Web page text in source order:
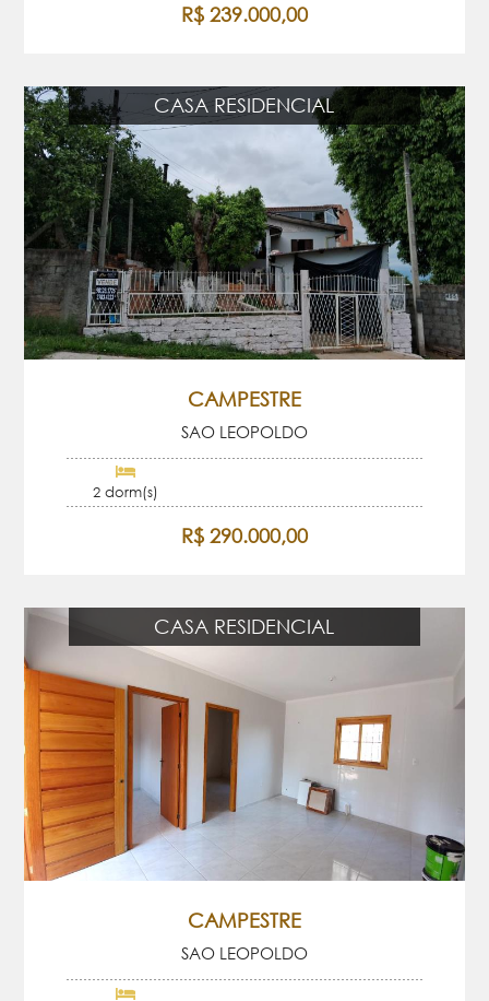
R$ 239.000,00
CASA RESIDENCIAL
CAMPESTRE
SAO LEOPOLDO
2 dorm(s)
R$ 290.000,00
CASA RESIDENCIAL
CAMPESTRE
SAO LEOPOLDO